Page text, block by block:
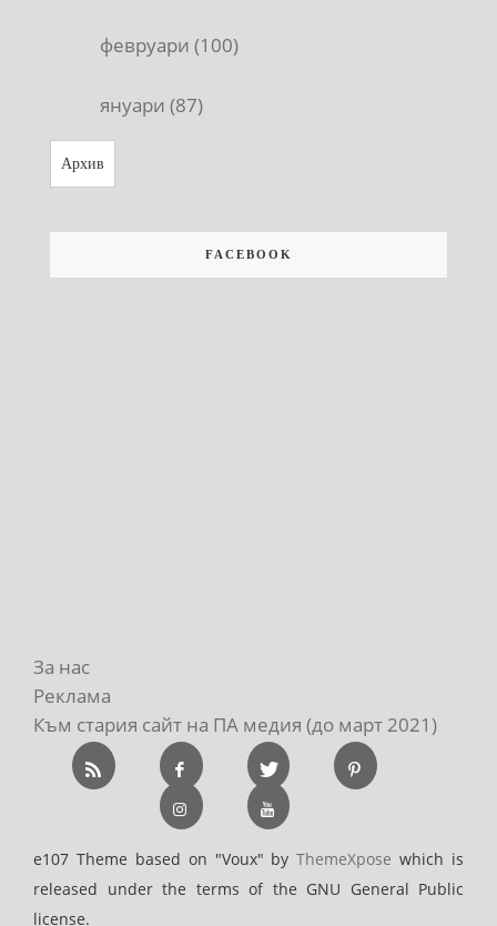
февруари (100)
януари (87)
Архив
FACEBOOK
За нас
Реклама
Към стария сайт на ПА медия (до март 2021)
e107 Theme based on "Voux" byThemeXpose which is
released under the terms of the GNU General Public
license.